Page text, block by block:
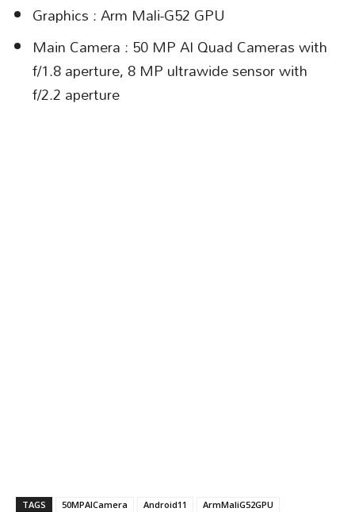
Graphics : Arm Mali-G52 GPU
Main Camera : 50 MP AI Quad Cameras with
f/1.8 aperture, 8 MP ultrawide sensor with
f/2.2 aperture
TAGS 50MPAICamera Android11
ArmMaliG52GPU